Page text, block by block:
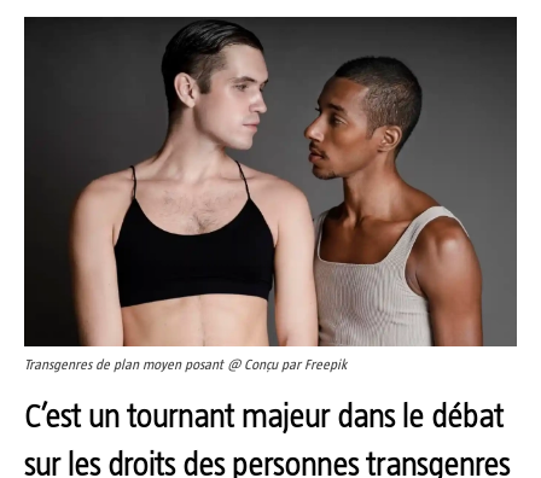
Transgenres de plan moyen posant @ Conçu par Freepik
C’est un tournant majeur dans le débat
sur les droits des personnes transgenres